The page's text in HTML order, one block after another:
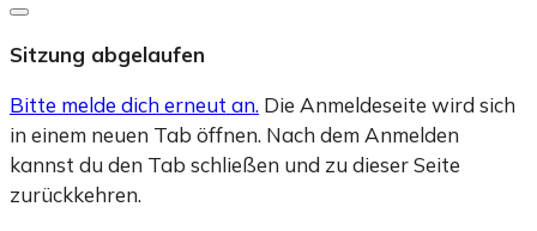
Dialog
Sitzung abgelaufen
Bitte melde dich erneut an. Die Anmeldeseite wird sich
in einem neuen Tab öffnen. Nach dem Anmelden
kannst du den Tab schließen und zu dieser Seite
zurückkehren.